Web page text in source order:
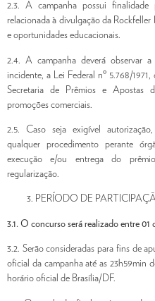
2.3. A campanha possui finalidade
relacionada à divulgação da Rockfeller
e oportunidades educacionais.
2.4. A campanha deverá observar
incidente, a Lei Federal nº 5.768/
Secretaria de Prêmios e Apostas
promoções comerciais.
2.5. Caso seja exigível
qualquer procedimento perante
execução e/ou entrega do
regularização.
PERÍODO DE
3.1. O concurso será realizado entre
3.2. Serão consideradas para fins de
oficial da campanha até as 23h59min
horário oficial de Brasília/DF.